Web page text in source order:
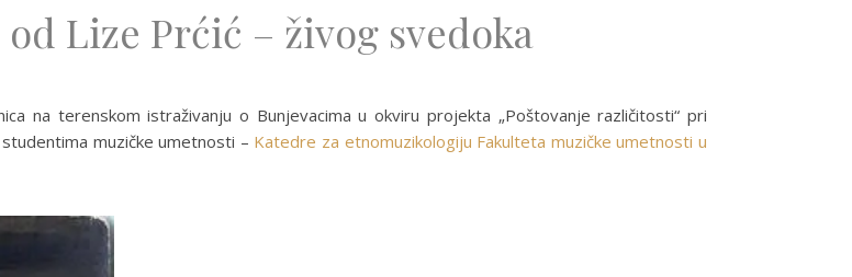
Lize Prćić – živog svedoka
na terenskom istraživanju o Bunjevacima u okviru projekta „Poštovanje različitosti“ pri
muzičke umetnosti – Katedre za etnomuzikologiju Fakulteta muzičke umetnosti u